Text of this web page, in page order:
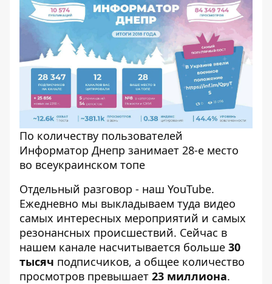
По количеству пользователей
Информатор Днепр занимает 28-е место
во всеукраинском топе
Отдельный разговор - наш YouTube.
Ежедневно мы выкладываем туда видео
самых интересных мероприятий и самых
резонансных происшествий. Сейчас в
нашем канале насчитывается больше 30
тысяч подписчиков, а общее количество
просмотров превышает 23 миллиона.